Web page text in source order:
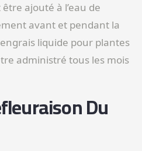
ajouté à l’eau de
avant et pendant la
liquide pour plantes
administré tous les mois
Du